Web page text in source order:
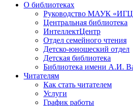
О библиотеках
Руководство МАУК
Центральная библиотека
ИнтеллектЦентр
Отдел семейного чтения
Детско-юношеский отдел
Детская библиотека
Библиотека имени А.И.
Читателям
Как стать читателем
Услуги
График работы